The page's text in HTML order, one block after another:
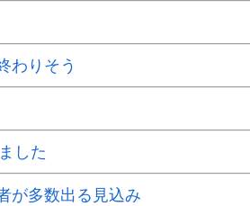
わりそう
した
が多数出る見込み